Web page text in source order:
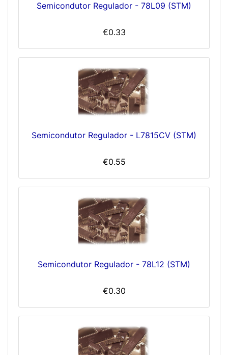
Semicondutor Regulador - 78L09 (STM)
€0.33
Semicondutor Regulador - L7815CV (STM)
€0.55
Semicondutor Regulador - 78L12 (STM)
€0.30